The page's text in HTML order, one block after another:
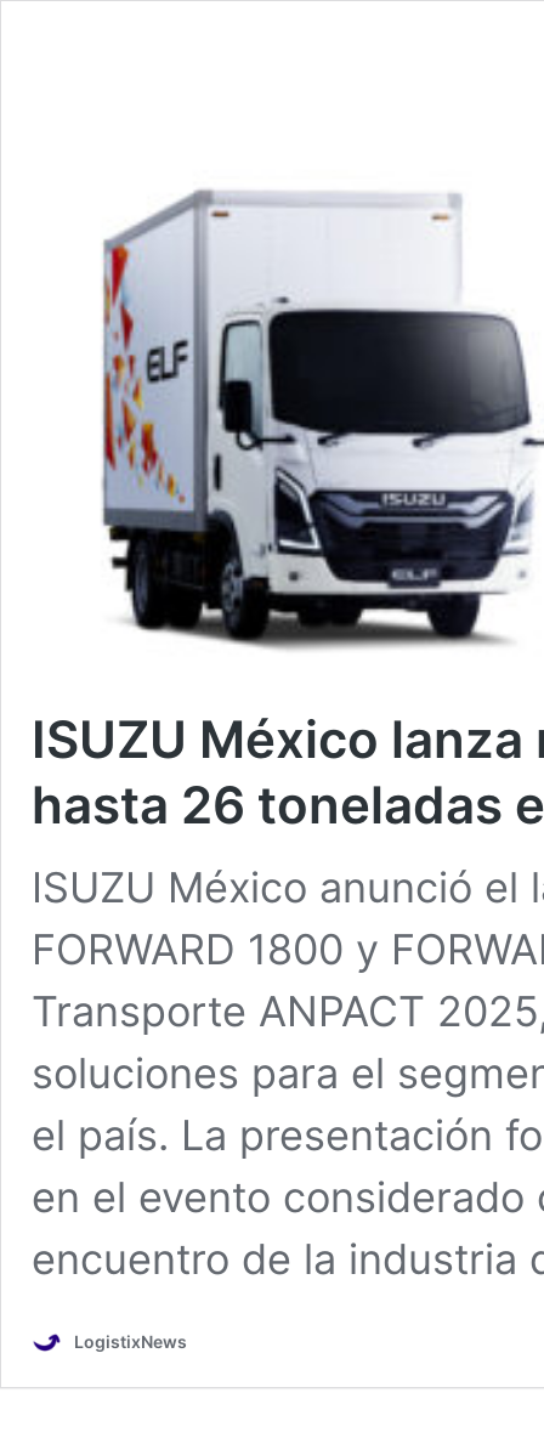
ISUZU México lanza
hasta 26 toneladas
ISUZU México anunció
FORWARD 1800 y
Transporte ANPACT
soluciones para el
el país. La presentación
en el evento
encuentro de la
LogistixNews